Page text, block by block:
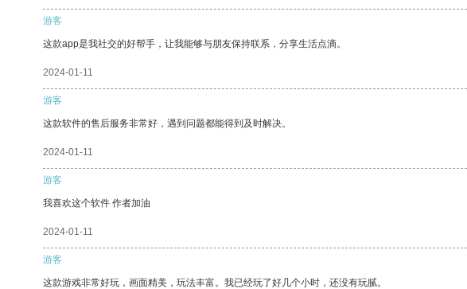
游客
这款app是我社交的好帮手，让我能够与朋友保持联系，分享生活点滴。
2024-01-11
游客
这款软件的售后服务非常好，遇到问题都能得到及时解决。
2024-01-11
游客
我喜欢这个软件 作者加油
2024-01-11
游客
这款游戏非常好玩，画面精美，玩法丰富。我已经玩了好几个小时，还没有玩腻。